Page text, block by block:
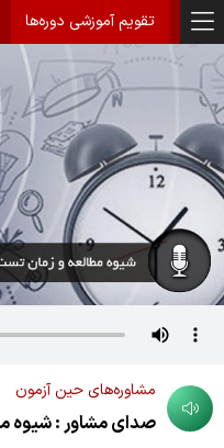
تقویم آموزشی دوره‌ها
صدای مشاور : شیوه
مشاوره‌های حین آزمون